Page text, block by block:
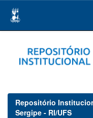
navigation
Repositório
Sergipe - RI/UFS